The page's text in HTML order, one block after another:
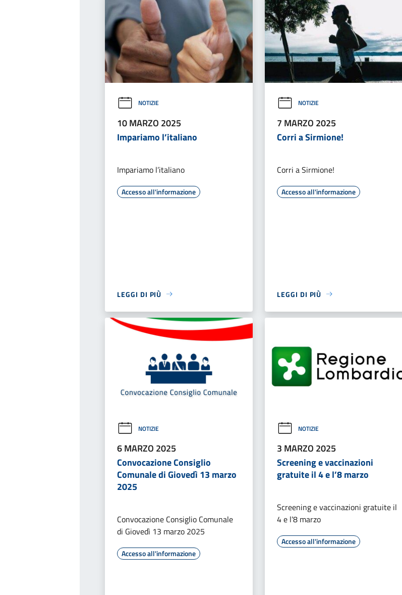
NOTIZIE
10 MARZO 2025
Impariamo l’italiano
Impariamo l’italiano
Accesso all'informazione
LEGGI DI PIÙ
NOTIZIE
7 MARZO 2025
Corri a Sirmione!
Corri a Sirmione!
Accesso all'informazione
LEGGI DI PIÙ
NOTIZIE
6 MARZO 2025
Convocazione Consiglio
Comunale di Giovedì 13 marzo
2025
Convocazione Consiglio Comunale
di Giovedì 13 marzo 2025
Accesso all'informazione
NOTIZIE
3 MARZO 2025
Screening e vaccinazioni
gratuite il 4 e l’8 marzo
Screening e vaccinazioni gratuite il
4 e l’8 marzo
Accesso all'informazione